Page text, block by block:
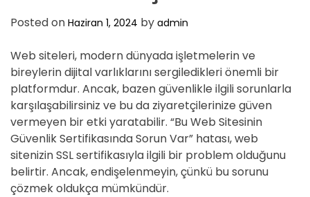
Posted on Haziran 1, 2024 by admin
Web siteleri, modern dünyada işletmelerin ve
bireylerin dijital varlıklarını sergiledikleri önemli bir
platformdur. Ancak, bazen güvenlikle ilgili sorunlarla
karşılaşabilirsiniz ve bu da ziyaretçilerinize güven
vermeyen bir etki yaratabilir. “Bu Web Sitesinin
Güvenlik Sertifikasında Sorun Var” hatası, web
sitenizin SSL sertifikasıyla ilgili bir problem olduğunu
belirtir. Ancak, endişelenmeyin, çünkü bu sorunu
çözmek oldukça mümkündür.